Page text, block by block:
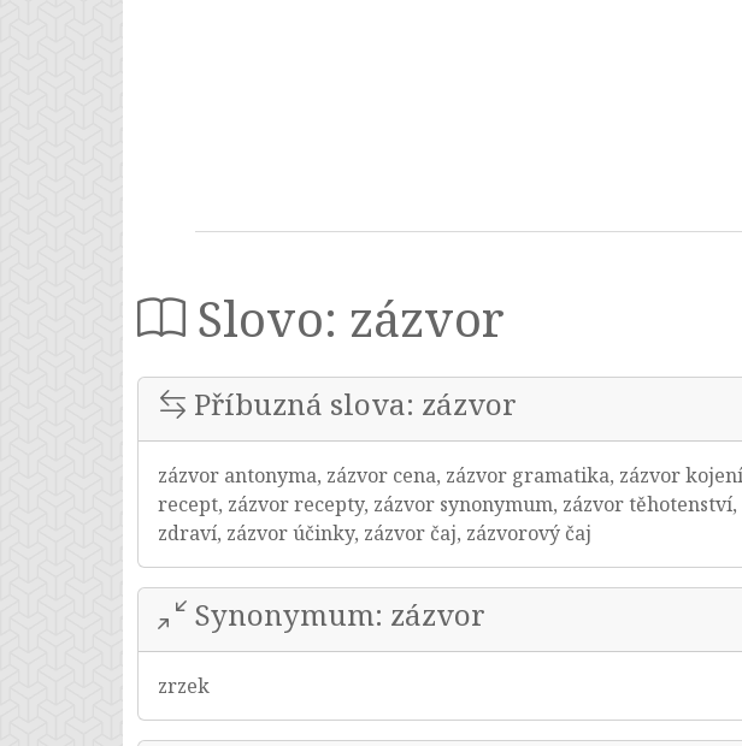
Slovo: zázvor
Příbuzná slova: zázvor
zázvor antonyma, zázvor cena, zázvor gramatika, zázvor
recept, zázvor recepty, zázvor synonymum, zázvor
zdraví, zázvor účinky, zázvor čaj, zázvorový čaj
Synonymum: zázvor
zrzek